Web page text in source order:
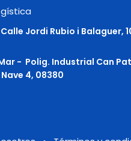
Jordi Rubio i Balaguer,
- Polig. Industrial Can
Nave 4, 08380